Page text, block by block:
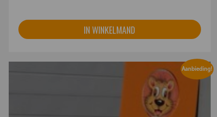
IN WINKELMAND
Aanbieding!